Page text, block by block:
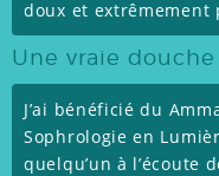
doux et
Une vraie
J’ai bénéficié du
Sophrologie en
quelqu’un à l’écoute